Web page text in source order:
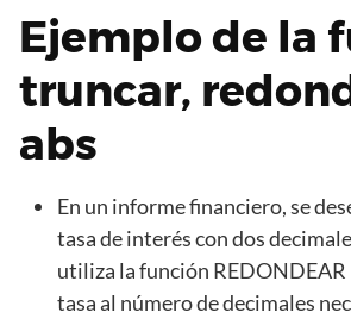
Ejemplo de la
truncar,
abs
En un informe financiero, se
tasa de interés con dos
utiliza la función REDONDEAR
tasa al número de decimales